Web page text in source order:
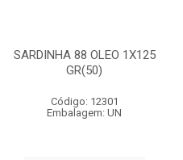
SARDINHA 88 OLEO 1X125
GR(50)
Código: 12301
Embalagem: UN